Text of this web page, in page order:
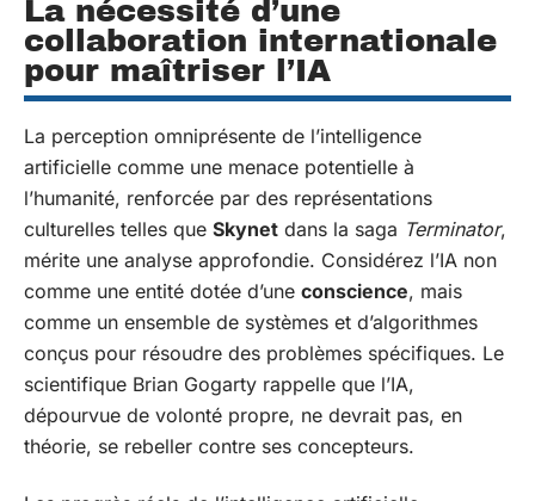
La nécessité d’une
collaboration internationale
pour maîtriser l’IA
La perception omniprésente de l’intelligence
artificielle comme une menace potentielle à
l’humanité, renforcée par des représentations
culturelles telles que Skynet dans la saga Terminator,
mérite une analyse approfondie. Considérez l’IA non
comme une entité dotée d’une conscience, mais
comme un ensemble de systèmes et d’algorithmes
conçus pour résoudre des problèmes spécifiques. Le
scientifique Brian Gogarty rappelle que l’IA,
dépourvue de volonté propre, ne devrait pas, en
théorie, se rebeller contre ses concepteurs.